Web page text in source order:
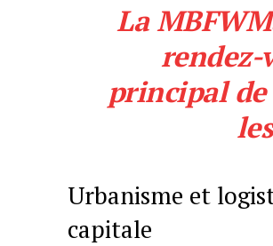
La
rendez-
principal de
Urbanisme et
capitale